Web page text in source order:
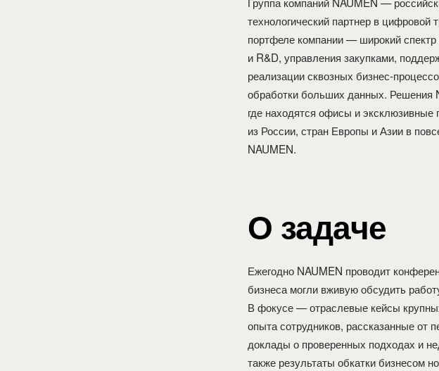
технологический партнер в
портфеле компании — широкий
и R&D, управления закупками,
реализации сквозных бизнес-
обработки больших данных. Решения
где находятся офисы и
из России, стран Европы и Азии в
NAUMEN.
О задаче
Ежегодно NAUMEN проводит
бизнеса могли вживую обсудить
В фокусе — отраслевые кейсы
опыта сотрудников, рассказанные от
доклады о проверенных подходах и
также результаты обкатки бизнесом